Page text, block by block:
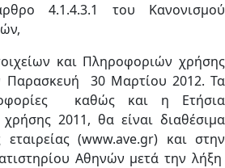
4.1.4.3.1 του Κανονισμού
και Πληροφοριών χρήσης
Παρασκευή 30 Μαρτίου 2012. Τα
καθώς και η Ετήσια
2011, θα είναι διαθέσιμα
εταιρείας (www.ave.gr) και στην
Αθηνών μετά την λήξη